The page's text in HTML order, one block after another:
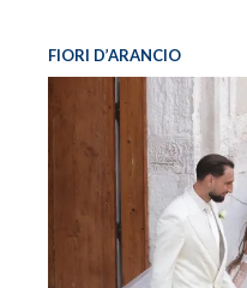
FIORI D’ARANCIO